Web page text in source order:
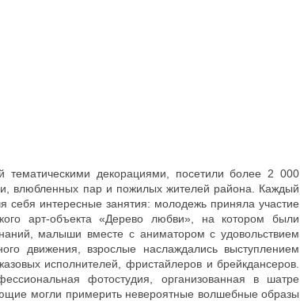
декорациями, посетили более 2 000
влюбленных пар и пожилых жителей района. Каждый
себя интересные занятия: молодежь приняла участие
арт-объекта «Дерево любви», на котором были
малыши вместе с аниматором с удовольствием
движения, взрослые наслаждались выступлением
исполнителей, фристайлеров и брейкдансеров.
фотостудия, организованная в шатре
могли примерить невероятные волшебные образы